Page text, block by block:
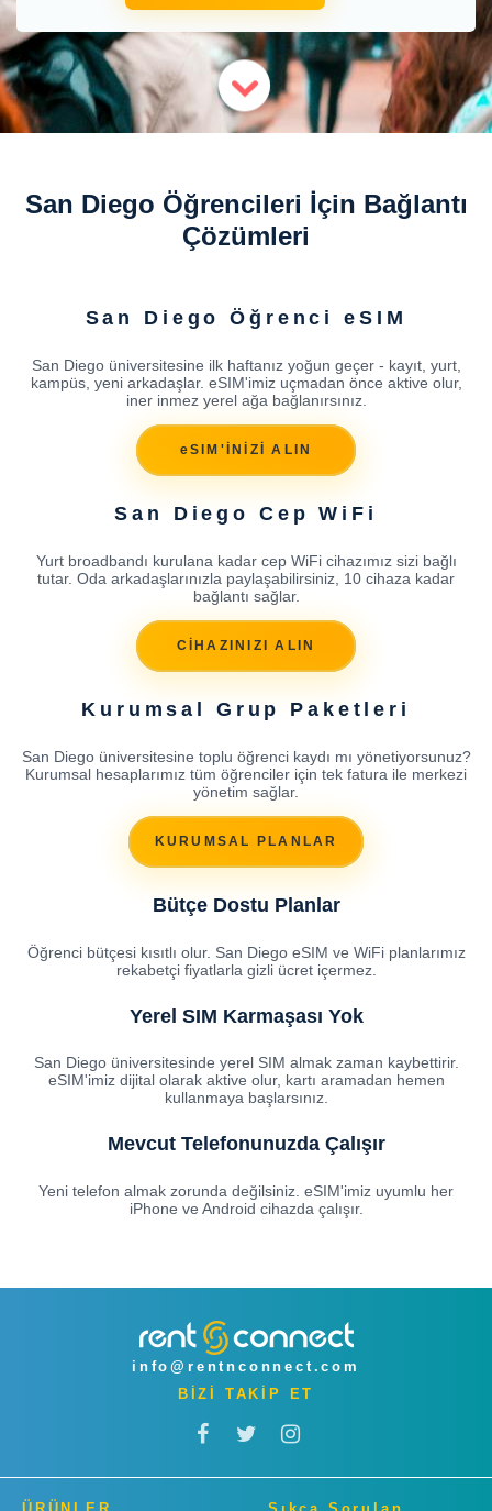
San Diego Öğrencileri İçin Bağlantı
Çözümleri
San Diego Öğrenci eSIM
San Diego üniversitesine ilk haftanız yoğun geçer - kayıt, yurt,
kampüs, yeni arkadaşlar. eSIM'imiz uçmadan önce aktive olur,
iner inmez yerel ağa bağlanırsınız.
eSIM'İNİZİ ALIN
San Diego Cep WiFi
Yurt broadbandı kurulana kadar cep WiFi cihazımız sizi bağlı
tutar. Oda arkadaşlarınızla paylaşabilirsiniz, 10 cihaza kadar
bağlantı sağlar.
CİHAZINIZI ALIN
Kurumsal Grup Paketleri
San Diego üniversitesine toplu öğrenci kaydı mı yönetiyorsunuz?
Kurumsal hesaplarımız tüm öğrenciler için tek fatura ile merkezi
yönetim sağlar.
KURUMSAL PLANLAR
Bütçe Dostu Planlar
Öğrenci bütçesi kısıtlı olur. San Diego eSIM ve WiFi planlarımız
rekabetçi fiyatlarla gizli ücret içermez.
Yerel SIM Karmaşası Yok
San Diego üniversitesinde yerel SIM almak zaman kaybettirir.
eSIM'imiz dijital olarak aktive olur, kartı aramadan hemen
kullanmaya başlarsınız.
Mevcut Telefonunuzda Çalışır
Yeni telefon almak zorunda değilsiniz. eSIM'imiz uyumlu her
iPhone ve Android cihazda çalışır.
info@rentnconnect.com
BİZİ TAKİP ET